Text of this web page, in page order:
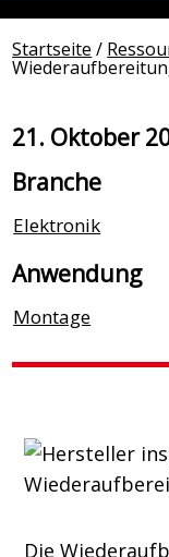
Startseite /
21. Oktober
Branche
Elektronik
Anwendung
Montage
Die